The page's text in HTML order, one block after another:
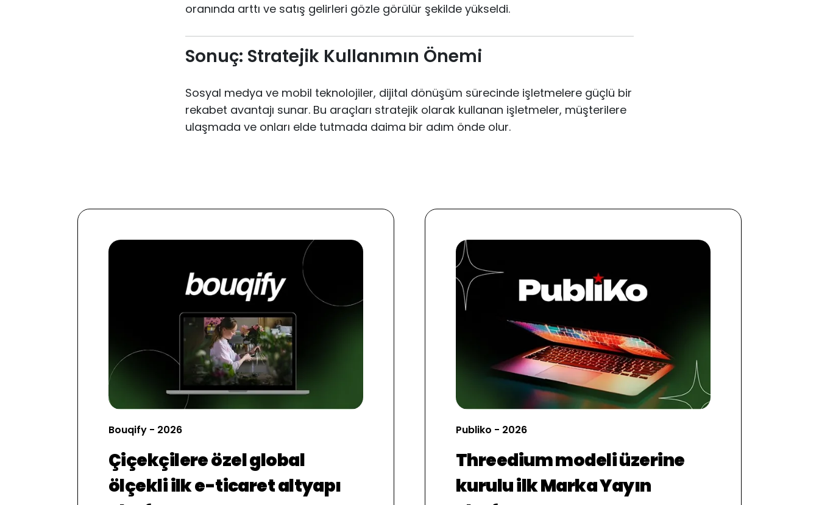
oranında arttı ve satış gelirleri gözle görülür şekilde yükseldi.
Sonuç: Stratejik Kullanımın Önemi
Sosyal medya ve mobil teknolojiler, dijital dönüşüm sürecinde işletmelere güçlü bir
rekabet avantajı sunar. Bu araçları stratejik olarak kullanan işletmeler, müşterilere
ulaşmada ve onları elde tutmada daima bir adım önde olur.
Bouqify - 2026
Çiçekçilere özel global
ölçekli ilk e-ticaret altyapı
Publiko - 2026
Threedium modeli üzerine
kurulu ilk Marka Yayın